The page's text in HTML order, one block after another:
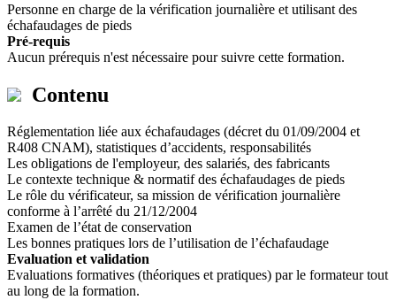
Personne en charge de la vérification journalière et utilisant des
échafaudages de pieds
Pré-requis
Aucun prérequis n'est nécessaire pour suivre cette formation.
Contenu
Réglementation liée aux échafaudages (décret du 01/09/2004 et
R408 CNAM), statistiques d’accidents, responsabilités
Les obligations de l'employeur, des salariés, des fabricants
Le contexte technique & normatif des échafaudages de pieds
Le rôle du vérificateur, sa mission de vérification journalière
conforme à l’arrêté du 21/12/2004
Examen de l’état de conservation
Les bonnes pratiques lors de l’utilisation de l’échafaudage
Evaluation et validation
Evaluations formatives (théoriques et pratiques) par le formateur tout
au long de la formation.